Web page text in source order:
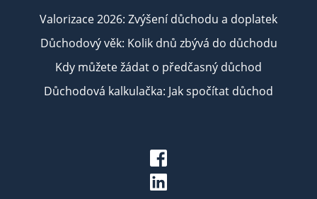
Valorizace 2026: Zvýšení důchodu a doplatek
Důchodový věk: Kolik dnů zbývá do důchodu
Kdy můžete žádat o předčasný důchod
Důchodová kalkulačka: Jak spočítat důchod